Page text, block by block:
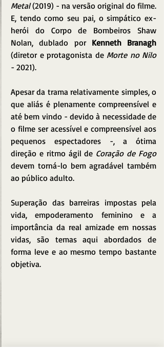
Metal (2019) - na versão original do filme.
E, tendo como seu pai, o simpático ex-
herói do Corpo de Bombeiros Shaw
Nolan, dublado por Kenneth Branagh
(diretor e protagonista de Morte no Nilo
- 2021).
Apesar da trama relativamente simples, o
que aliás é plenamente compreensível e
até bem vindo - devido à necessidade de
o filme ser acessível e compreensível aos
pequenos espectadores -, a ótima
direção e ritmo ágil de Coração de Fogo
devem torná-lo bem agradável também
ao público adulto.
Superação das barreiras impostas pela
vida, empoderamento feminino e a
importância da real amizade em nossas
vidas, são temas aqui abordados de
forma leve e ao mesmo tempo bastante
objetiva.